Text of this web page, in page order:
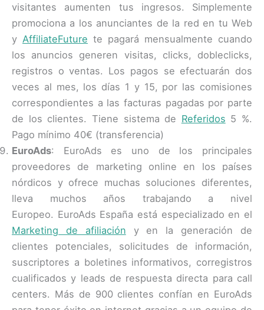
visitantes aumenten tus ingresos. Simplemente
promociona a los anunciantes de la red en tu Web
y AffiliateFuture te pagará mensualmente cuando
los anuncios generen visitas, clicks, dobleclicks,
registros o ventas. Los pagos se efectuarán dos
veces al mes, los días 1 y 15, por las comisiones
correspondientes a las facturas pagadas por parte
de los clientes. Tiene sistema de Referidos 5 %.
Pago mínimo 40€ (transferencia)
EuroAds: EuroAds es uno de los principales
proveedores de marketing online en los países
nórdicos y ofrece muchas soluciones diferentes,
lleva muchos años trabajando a nivel
Europeo. EuroAds España está especializado en el
Marketing de afiliación y en la generación de
clientes potenciales, solicitudes de información,
suscriptores a boletines informativos, corregistros
cualificados y leads de respuesta directa para call
centers. Más de 900 clientes confían en EuroAds